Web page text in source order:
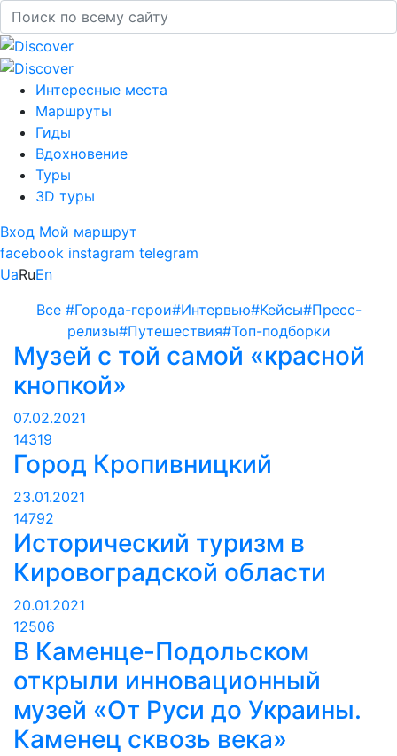
Интересные места
Маршруты
Гиды
Вдохновение
Туры
3D туры
Вход Мой маршрут
facebook instagram telegram
UaRuEn
Все #Города-герои#Интервью#Кейсы#Пресс-
релизы#Путешествия#Топ-подборки
Музей с той самой «красной
кнопкой»
07.02.2021
14319
Город Кропивницкий
23.01.2021
14792
Исторический туризм в
Кировоградской области
20.01.2021
12506
В Каменце-Подольском
открыли инновационный
музей «От Руси до Украины.
Каменец сквозь века»